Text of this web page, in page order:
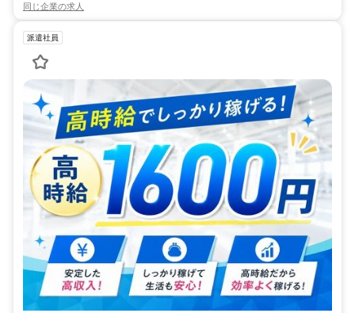
同じ企業の求人
派遣社員